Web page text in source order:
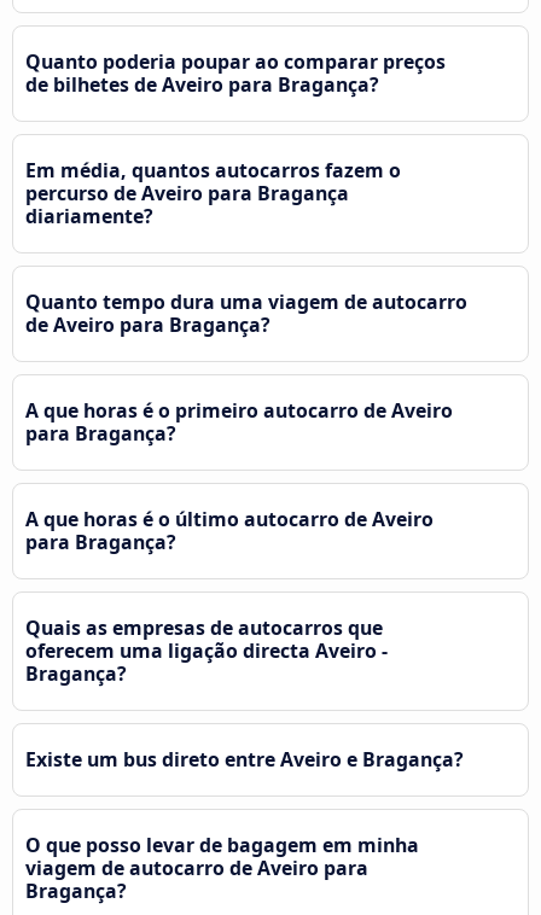
Quanto poderia poupar ao comparar preços
de bilhetes de Aveiro para Bragança?
Em média, quantos autocarros fazem o
percurso de Aveiro para Bragança
diariamente?
Quanto tempo dura uma viagem de autocarro
de Aveiro para Bragança?
A que horas é o primeiro autocarro de Aveiro
para Bragança?
A que horas é o último autocarro de Aveiro
para Bragança?
Quais as empresas de autocarros que
oferecem uma ligação directa Aveiro -
Bragança?
Existe um bus direto entre Aveiro e Bragança?
O que posso levar de bagagem em minha
viagem de autocarro de Aveiro para
Bragança?